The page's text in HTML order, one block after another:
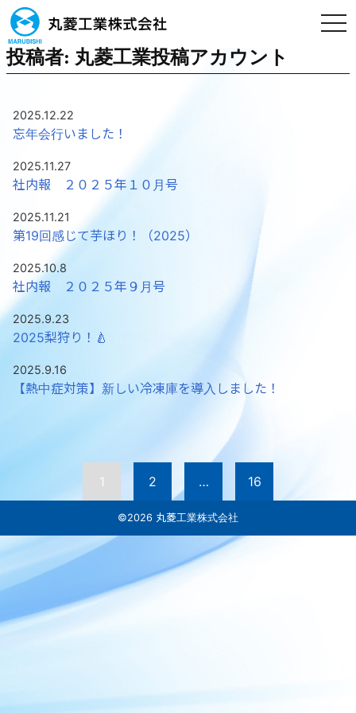
投稿者: 丸菱工業投稿アカウント
2025.12.22
忘年会行いました！
2025.11.27
社内報 ２０２５年１０月号
2025.11.21
第19回感じて芋ほり！（2025）
2025.10.8
社内報 ２０２５年９月号
2025.9.23
2025梨狩り！🍐
2025.9.16
【熱中症対策】新しい冷凍庫を導入しました！
1 2 … 16
©2026 丸菱工業株式会社